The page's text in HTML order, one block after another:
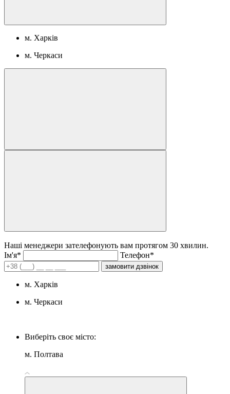
м. Харків
м. Черкаси
Наші менеджери зателефонують вам протягом 30 хвилин.
Iм'я*
Телефон*
замовити дзвінок
м. Харків
м. Черкаси
Виберіть своє місто:
м. Полтава